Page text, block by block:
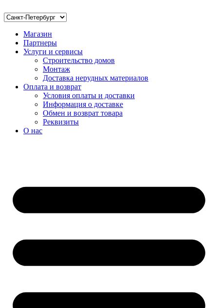
Магазин
Партнеры
Услуги и сервисы
Строительство домов
Монтаж
Доставка нерудных материалов
Оплата и возврат
Условия оплаты и доставки
Информация о доставке
Обмен и возврат товара
Реквизиты
О нас